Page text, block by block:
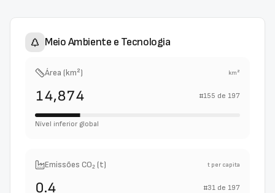
Meio Ambiente e Tecnologia
Área (km²) km²
14,874 #155 de 197
Nível inferior global
Emissões CO₂ (t) t per capita
0.4 #31 de 197